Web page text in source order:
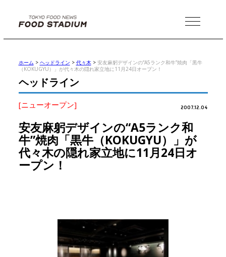
MENU
ホーム > ヘッドライン > 代々木> 安友麻躬デザインの“A5ランク和牛”焼肉「黒牛
（KOKUGYU）」が代々木の隠れ家立地に11月24日オープン！
ヘッドライン
[ニューオープン] 2007.12.04
安友麻躬デザインの“A5ランク和
牛”焼肉「黒牛（KOKUGYU）」が
代々木の隠れ家立地に11月24日オ
ープン！